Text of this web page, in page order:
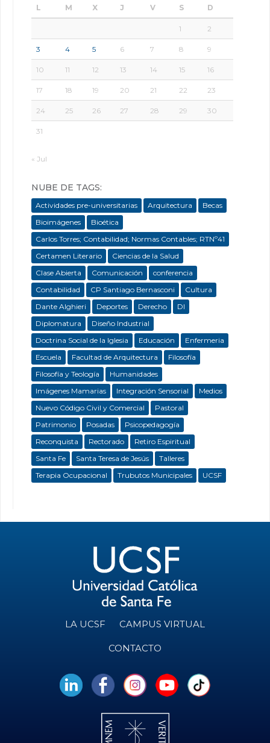
L M X J V S D
1 2
3 4 5 6 7 8 9
10 11 12 13 14 15 16
17 18 19 20 21 22 23
24 25 26 27 28 29 30
31
« Jul
NUBE DE TAGS:
Actividades pre-universitarias Arquitectura
Becas
Bioimágenes
Bioética
Carlos Torres; Contabilidad; Normas Contables; RTNº41
Certamen Literario
Ciencias de la Salud
Clase Abierta
Comunicación
conferencia
Contabilidad
CP Santiago Bernasconi
Cultura
Dante Alghieri
Deportes Derecho
DI
Diplomatura
Diseño Industrial
Doctrina Social de la Iglesia
Educación
Enfermeria
Escuela
Facultad de Arquitectura
Filosofía
Filosofía y Teología
Humanidades
Imágenes Mamarias
Integración Sensorial
Medios
Nuevo Código Civil y Comercial
Pastoral
Patrimonio
Posadas
Psicopedagogía
Reconquista
Rectorado
Retiro Espiritual
Santa Fe
Santa Teresa de Jesús
Talleres
Terapia Ocupacional
Trubutos Municipales UCSF
LA UCSF CAMPUS VIRTUAL
CONTACTO